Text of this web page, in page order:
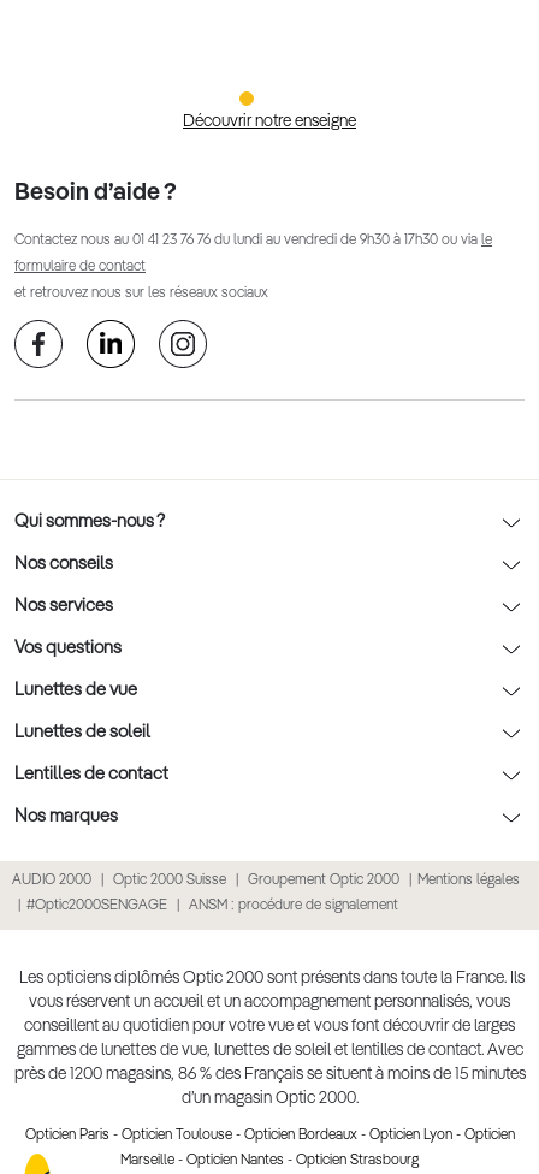
Découvrir notre enseigne
Besoin d’aide ?
Contactez nous au 01 41 23 76 76 du lundi au vendredi de 9h30 à 17h30 ou via le
formulaire de contact
et retrouvez nous sur les réseaux sociaux
Qui sommes-nous ?
Notre charte déontologique
AFNOR Certification
Rendez-vous prévision
Nos conseils
Nos conseils lunettes
Nos conseils lentilles
Nos conseils enfants
Nos conseils santé visuelle
Tout savoir sur nos verres
Nos services
Optic 2000 à domicile
Le contrôle de la vue chez votre opticien
L'entretien de votre équipement
La prise de rendez-vous en ligne
Point expert basse vision
Click & collect : Livraison gratuite en magasin
Vos questions
Politique cookies
Conditions générales de vente
Politique de confidentialité des données
Retours et remboursements
Lunettes de vue
Lunettes de vue
Lunettes de vue homme
Lunettes de vue femme
Lunettes de vue Gucci
Lunettes de vue Chloé
Lunettes de vue Burberry
Lunettes de vue à partir de 30€
Lunettes de soleil
Lunettes de soleil
Lunettes de soleil homme
Lunettes de soleil enfant
Lunettes de soleil pas chères
Lunettes de soleil Ray-Ban
Lunettes de soleil Prada
Lunettes de soleil Gucci
Lentilles de contact
Lentilles de contact
Lentilles de couleur
Lentille de nuit
Lentilles mensuelles ou bimensuelles
Nos marques
Lunettes Prada
Lunettes Guess
Lunettes Chloé
Lunettes Versace
AUDIO 2000 Optic 2000 Suisse Groupement Optic 2000
Mentions légales
#Optic2000SENGAGE
ANSM : procédure de signalement
Les opticiens diplômés Optic 2000 sont présents dans toute la France. Ils
vous réservent un accueil et un accompagnement personnalisés, vous
conseillent au quotidien pour votre vue et vous font découvrir de larges
gammes de lunettes de vue, lunettes de soleil et lentilles de contact. Avec
près de 1200 magasins, 86 % des Français se situent à moins de 15 minutes
d’un magasin Optic 2000.
Opticien Paris - Opticien Toulouse- Opticien Bordeaux- Opticien Lyon- Opticien
Marseille - Opticien Nantes - Opticien Strasbourg